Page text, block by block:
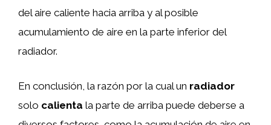
del aire caliente hacia arriba y al posible
acumulamiento de aire en la parte inferior del
radiador.
En conclusión, la razón por la cual un radiador
solo calienta la parte de arriba puede deberse a